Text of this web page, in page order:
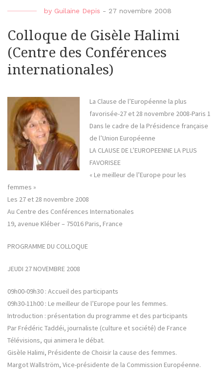
by Guilaine Depis - 27 novembre 2008
Colloque de Gisèle Halimi
(Centre des Conférences
internationales)
La Clause de l’Européenne la plus
favorisée-27 et 28 novembre 2008-Paris 1
Dans le cadre de la Présidence française
de l’Union Européenne
LA CLAUSE DE L’EUROPEENNE LA PLUS
FAVORISEE
« Le meilleur de l’Europe pour les
femmes »
Les 27 et 28 novembre 2008
Au Centre des Conférences Internationales
19, avenue Kléber – 75016 Paris, France
PROGRAMME DU COLLOQUE
JEUDI 27 NOVEMBRE 2008
09h00-09h30 : Accueil des participants
09h30-11h00 : Le meilleur de l’Europe pour les femmes.
Introduction : présentation du programme et des participants
Par Frédéric Taddéi, journaliste (culture et société) de France
Télévisions, qui animera le débat.
Gisèle Halimi, Présidente de Choisir la cause des femmes.
Margot Wallström, Vice-présidente de la Commission Européenne.